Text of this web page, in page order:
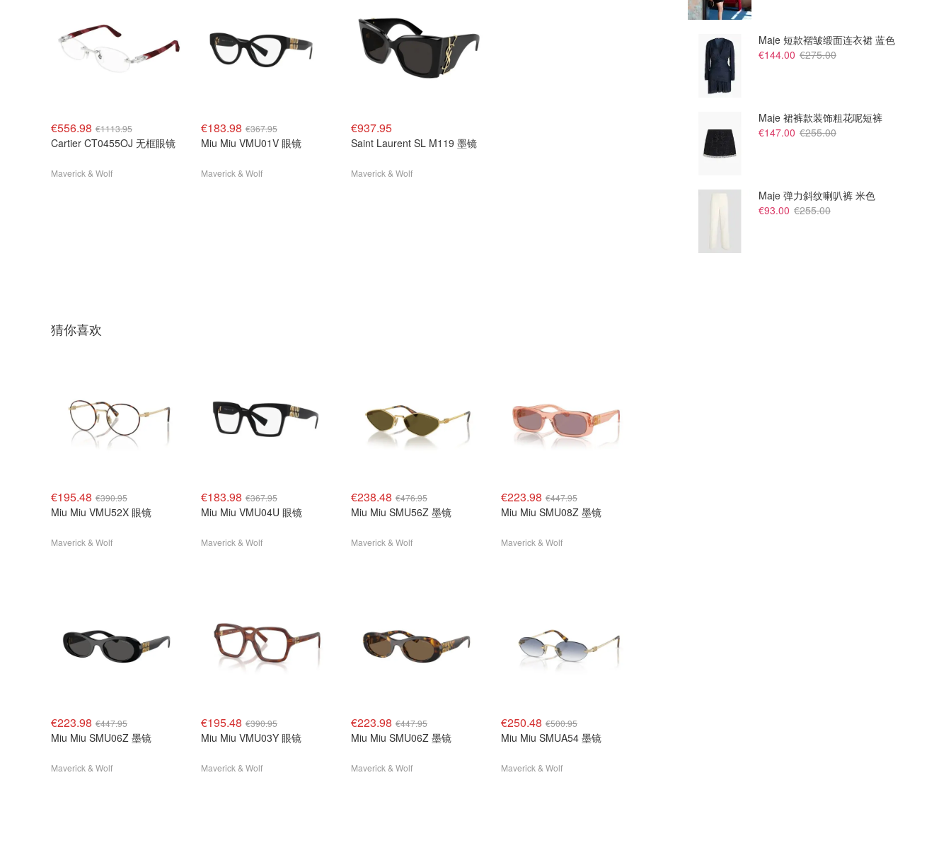
€556.98 €1113.95
Cartier CT0455OJ 无框眼镜
Maverick & Wolf
€183.98 €367.95
Miu Miu VMU01V 眼镜
Maverick & Wolf
€937.95
Saint Laurent SL M119 墨镜
Maverick & Wolf
猜你喜欢
€195.48 €390.95
Miu Miu VMU52X 眼镜
Maverick & Wolf
€183.98 €367.95
Miu Miu VMU04U 眼镜
Maverick & Wolf
€238.48 €476.95
Miu Miu SMU56Z 墨镜
Maverick & Wolf
€223.98 €447.95
Miu Miu SMU08Z 墨镜
Maverick & Wolf
€223.98 €447.95
Miu Miu SMU06Z 墨镜
Maverick & Wolf
€195.48 €390.95
Miu Miu VMU03Y 眼镜
Maverick & Wolf
€223.98 €447.95
Miu Miu SMU06Z 墨镜
Maverick & Wolf
€250.48 €500.95
Miu Miu SMUA54 墨镜
Maverick & Wolf
Maje 短款褶皱缎面连衣裙 蓝色
€144.00 €275.00
Maje 裙裤款装饰粗花呢短裤
€147.00 €255.00
Maje 弹力斜纹喇叭裤 米色
€93.00 €255.00